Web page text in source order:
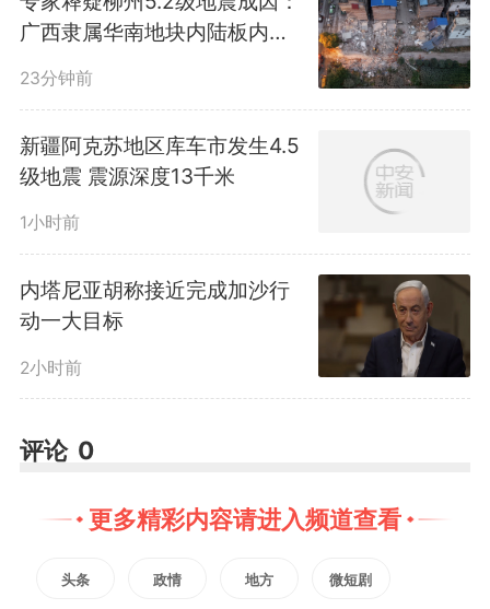
呢？
92、95、98、103这些数字
主要对应汽油的研究法辛烷值，反
映的是汽油抗爆能力 。数字越高，
广西隶属华南地块内陆板内构
23分钟前
新疆阿克苏地区库车市发生4.5
级地震 震源深度13千米
1小时前
内塔尼亚胡称接近完成加沙行
动一大目标
2小时前
评论 0
更多精彩内容请进入频道查看
头条 政情 地方 微短剧